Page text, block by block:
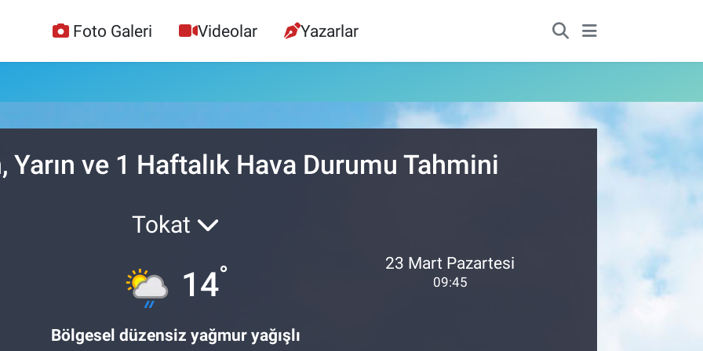
Foto Galeri Videolar Yazarlar
Yarın ve 1 Haftalık Hava Durumu Tahmini
Tokat
14°
Bölgesel düzensiz yağmur yağışlı
23 Mart Pazartesi
09:45